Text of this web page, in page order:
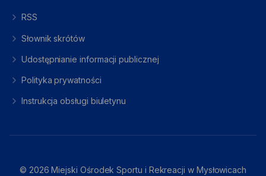
RSS
Słownik skrótów
Udostępnianie informacji publicznej
Polityka prywatności
Instrukcja obsługi biuletynu
© 2026 Miejski Ośrodek Sportu i Rekreacji w Mysłowicach